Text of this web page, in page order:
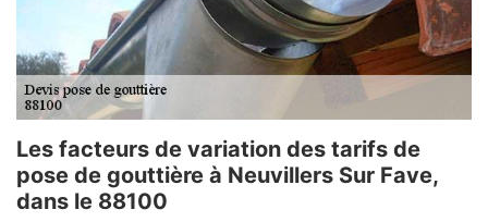
Les facteurs de variation des tarifs de
pose de gouttière à Neuvillers Sur Fave,
dans le 88100